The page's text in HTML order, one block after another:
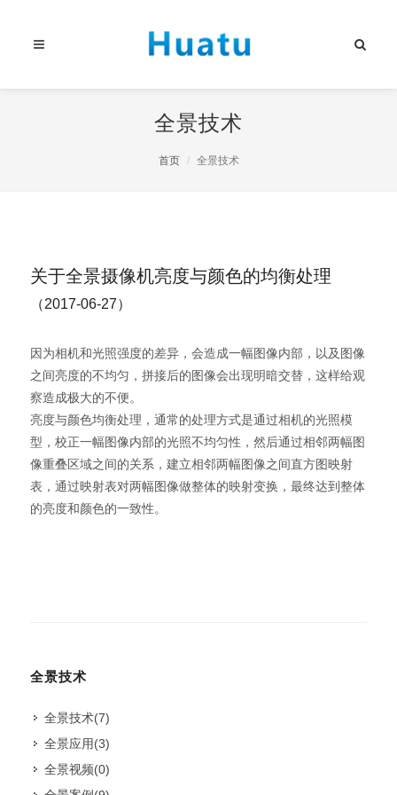
全景技术
首页 全景技术
关于全景摄像机亮度与颜色的均衡处理
（2017-06-27）
因为相机和光照强度的差异，会造成一幅图像内部，以及图像
之间亮度的不均匀，拼接后的图像会出现明暗交替，这样给观
察造成极大的不便。
亮度与颜色均衡处理，通常的处理方式是通过相机的光照模
型，校正一幅图像内部的光照不均匀性，然后通过相邻两幅图
像重叠区域之间的关系，建立相邻两幅图像之间直方图映射
表，通过映射表对两幅图像做整体的映射变换，最终达到整体
的亮度和颜色的一致性。
全景技术
全景技术(7)
全景应用(3)
全景视频(0)